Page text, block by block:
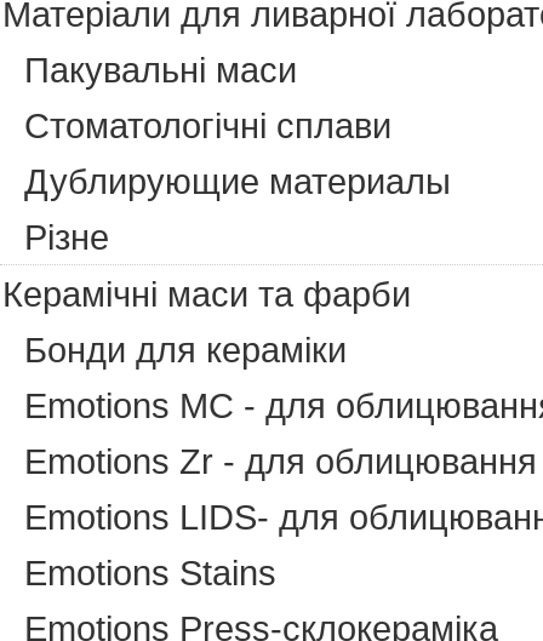
Матеріали для ливарної
Пакувальні маси
Cтоматологічні сплави
Дублирующие материалы
Різне
Керамічні маси та фарби
Бонди для кераміки
Emotions MC - для
Emotions Zr - для облицювання
Emotions LIDS- для облицювання
Emotions Stains
Emotions Press-склокераміка